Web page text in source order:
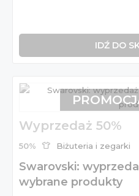
IDŹ DO
Wyprzedaż 50%
50% Biżuteria i zegarki
Swarovski:
wybrane produkty